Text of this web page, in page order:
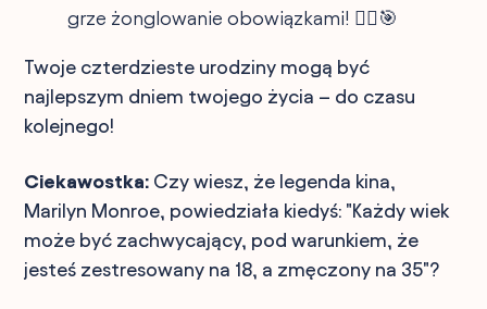
grze żonglowanie obowiązkami! 🤹‍♂️🎯
Twoje czterdzieste urodziny mogą być
najlepszym dniem twojego życia – do czasu
kolejnego!
Ciekawostka: Czy wiesz, że legenda kina,
Marilyn Monroe, powiedziała kiedyś: "Każdy wiek
może być zachwycający, pod warunkiem, że
jesteś zestresowany na 18, a zmęczony na 35"?